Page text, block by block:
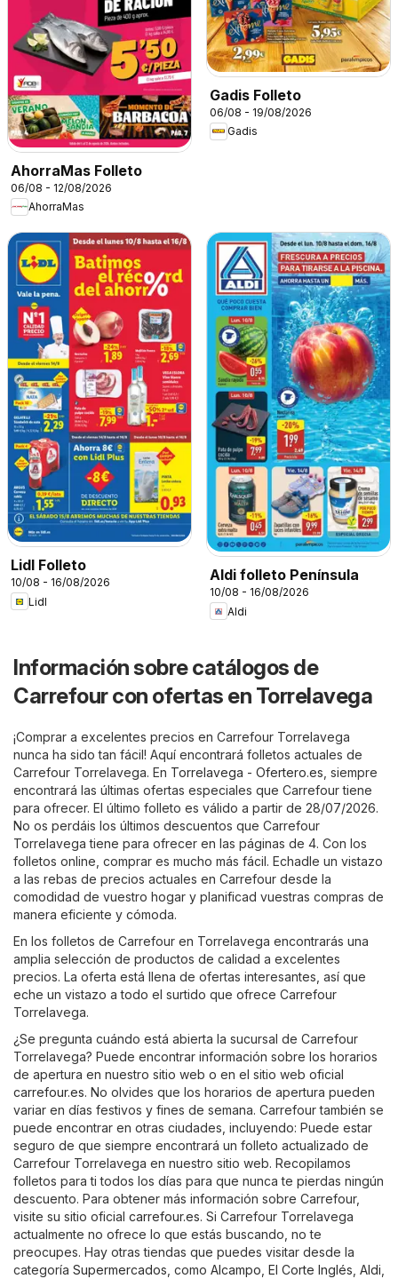
AhorraMas Folleto
06/08 - 12/08/2026
AhorraMas
Gadis Folleto
06/08 - 19/08/2026
Gadis
Lidl Folleto
10/08 - 16/08/2026
Lidl
Aldi folleto Península
10/08 - 16/08/2026
Aldi
Información sobre catálogos de
Carrefour con ofertas en Torrelavega
¡Comprar a excelentes precios en Carrefour Torrelavega
nunca ha sido tan fácil! Aquí encontrará folletos actuales de
Carrefour Torrelavega. En Torrelavega - Ofertero.es , siempre
encontrará las últimas ofertas especiales que Carrefour tiene
para ofrecer. El último folleto es válido a partir de 28/07/2026.
No os perdáis los últimos descuentos que Carrefour
Torrelavega tiene para ofrecer en las páginas de 4. Con los
folletos online, comprar es mucho más fácil. Echadle un vistazo
a las rebas de precios actuales en Carrefour desde la
comodidad de vuestro hogar y planificad vuestras compras de
manera eficiente y cómoda.
En los folletos de Carrefour en Torrelavega encontrarás una
amplia selección de productos de calidad a excelentes
precios. La oferta está llena de ofertas interesantes, así que
eche un vistazo a todo el surtido que ofrece Carrefour
Torrelavega.
¿Se pregunta cuándo está abierta la sucursal de Carrefour
Torrelavega? Puede encontrar información sobre los horarios
de apertura en nuestro sitio web o en el sitio web oficial
carrefour.es. No olvides que los horarios de apertura pueden
variar en días festivos y fines de semana. Carrefour también se
puede encontrar en otras ciudades, incluyendo: Puede estar
seguro de que siempre encontrará un folleto actualizado de
Carrefour Torrelavega en nuestro sitio web. Recopilamos
folletos para ti todos los días para que nunca te pierdas ningún
descuento. Para obtener más información sobre Carrefour,
visite su sitio oficial carrefour.es. Si Carrefour Torrelavega
actualmente no ofrece lo que estás buscando, no te
preocupes. Hay otras tiendas que puedes visitar desde la
categoría Supermercados , como Alcampo El Corte Inglés Aldi